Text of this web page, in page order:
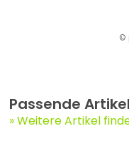
©
Passende Artikel
Weitere Artikel